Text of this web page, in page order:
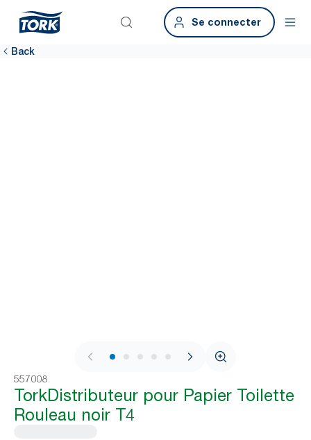
Se connecter
Back
1 / 9
557008
TorkDistributeur pour Papier Toilette
Rouleau noir T4